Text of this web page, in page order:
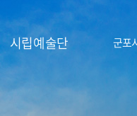
시립예술단 군포